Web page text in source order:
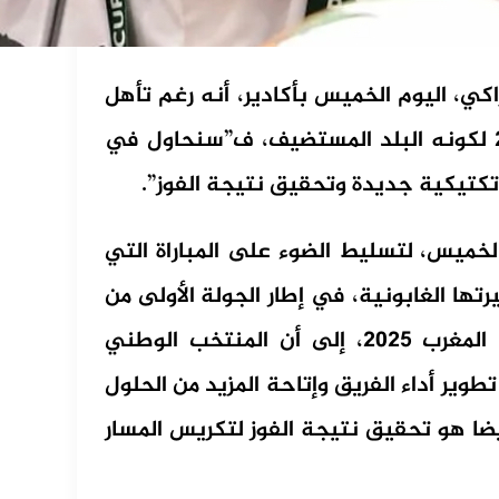
اليوم الخميس بأكادير، أنه رغم تأهل
المغرب تلقائيا لنهائيات كأس إفريقيا للأمم 2025 لكونه البلد المستضيف، ف”سنحاول في
جديدة وتحقيق نتيجة الفوز”.
لتسليط الضوء على المباراة التي
الغابونية، في إطار الجولة الأولى من
إقصائيات المجموعة الثانية لكأس إفريقيا للأمم المغرب 2025، إلى أن المنتخب الوطني
أداء الفريق وإتاحة المزيد من الحلول
هو تحقيق نتيجة الفوز لتكريس المسار